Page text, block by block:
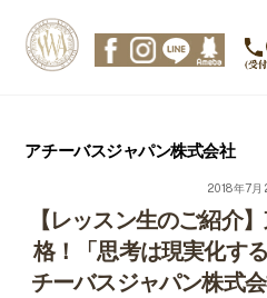
content
アチーバスジャパン株式会社
2018年7月
【レッスン生のご紹介
格！「思考は現実化す
チーバスジャパン株式